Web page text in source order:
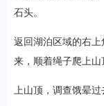
石头。
返回湖泊区域的右
来，顺着绳子爬上山
上山顶，调查饿晕过